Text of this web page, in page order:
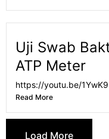
Uji Swab
ATP Meter
https://youtu.be/
Read More
Load More